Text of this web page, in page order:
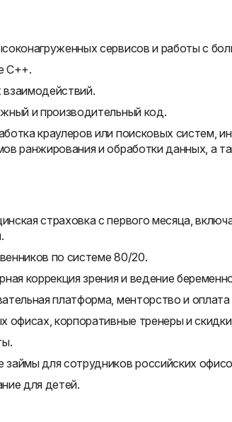
сервисов и работы с
C++.
и производительный код.
краулеров или поисковых систем,
ранжирования и обработки данных, а
страховка с первого месяца,
по системе 80/20.
коррекция зрения и ведение
платформа, менторство и
офисах, корпоративные тренеры и
для сотрудников российских
для детей.